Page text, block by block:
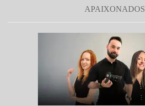
APAIXONADOS